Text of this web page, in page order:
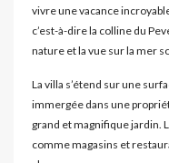
vivre une vacance
c’est-à-dire la colline du
nature et la vue sur la mer
La villa s’étend sur une
immergée dans une
grand et magnifique jardin.
comme magasins et